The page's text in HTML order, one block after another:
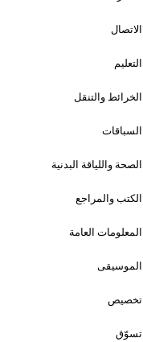
الاتصال
التعليم
الخرائط والتنقل
السباقات
الصحة واللياقة البدنية
الكتب والمراجع
المعلومات العامة
الموسيقى
تخصيص
تسوّق